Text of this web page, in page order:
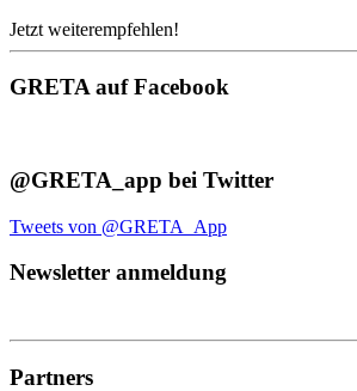
Jetzt weiterempfehlen!
GRETA auf Facebook
@GRETA_app bei Twitter
Tweets von @GRETA_App
Newsletter anmeldung
Partners